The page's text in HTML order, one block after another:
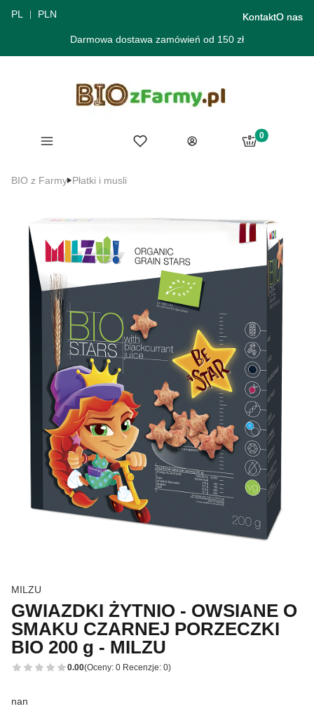
PL PLN KontaktO nas
Darmowa dostawa zamówień od 150 zł
Menu Ulubione
Zaloguj się
Produkty w
Koszyk
BIO z Farmy Płatki i musli
MILZU
GWIAZDKI ŻYTNIO - OWSIANE O
SMAKU CZARNEJ PORZECZKI
BIO 200 g - MILZU
0.00(Oceny: 0 Recenzje: 0)
nan